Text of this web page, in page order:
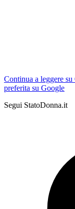
Continua a leggere
preferita su Google
Segui StatoDonna.it